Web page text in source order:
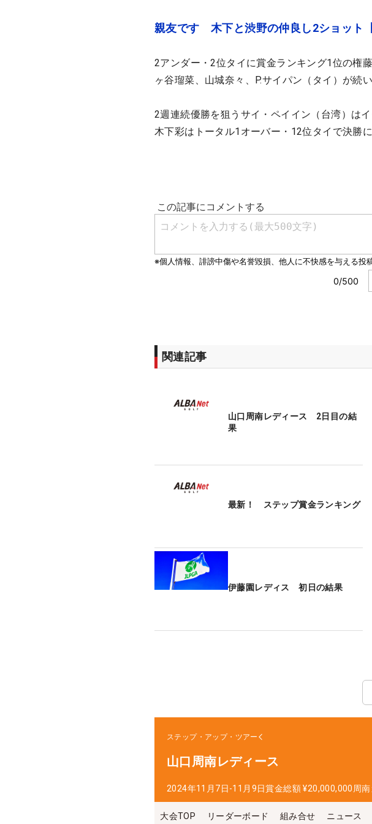
親友です 木下と渋野の仲良し2ショット【
2アンダー・2位タイに賞金ランキング1位の権
ヶ谷瑠菜、山城奈々、P.サイパン（タイ）が続い
2週連続優勝を狙うサイ・ペイイン（台湾）は
木下彩はトータル1オーバー・12位タイで決勝に
関連記事
山口周南レディース 2日目の結
果
最新！ ステップ賞金ランキング
伊藤園レディス 初日の結果
ステップ・アップ・ツアー
山口周南レディース
2024年11月7日-11月9日賞金総額 ¥20,000,000周
大会TOP リーダーボード 組み合せ ニュース